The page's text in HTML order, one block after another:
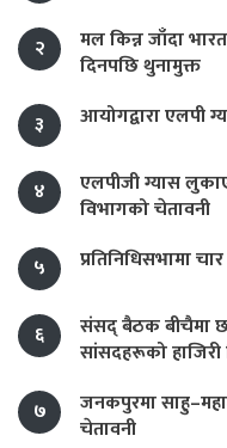
२
मल किन्न जाँदा
दिनपछि थुनामुक्त
३
आयोगद्वारा एलपी
४
एलपीजी ग्यास
विभागको चेतावनी
५
प्रतिनिधिसभामा
६
संसद् बैठक बीचैमा
सांसदहरूको हाजिरी
७
जनकपुरमा
चेतावनी